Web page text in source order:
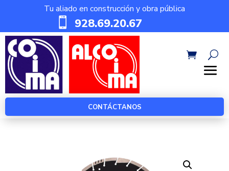
Tu aliado en construcción y obra pública
 928.69.20.67
CONTÁCTANOS